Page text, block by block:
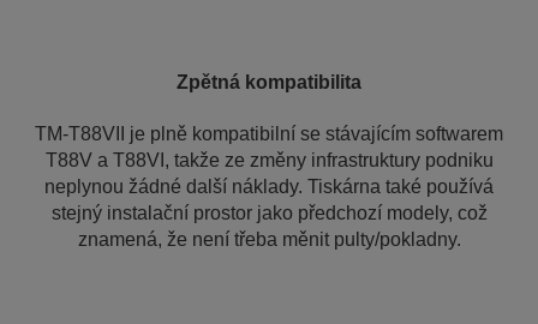
Zpětná kompatibilita
TM-T88VII je plně kompatibilní se stávajícím softwarem
T88V a T88VI, takže ze změny infrastruktury podniku
neplynou žádné další náklady. Tiskárna také používá
stejný instalační prostor jako předchozí modely, což
znamená, že není třeba měnit pulty/pokladny.